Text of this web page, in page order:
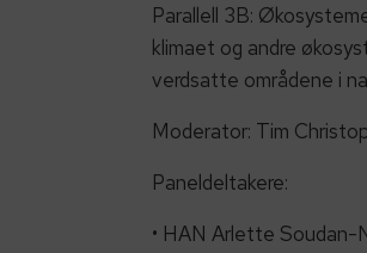
Parallell 3B:
klimaet og andre
verdsatte områdene i
Moderator: Tim
Paneldeltakere:
• HAN Arlette Soudan-